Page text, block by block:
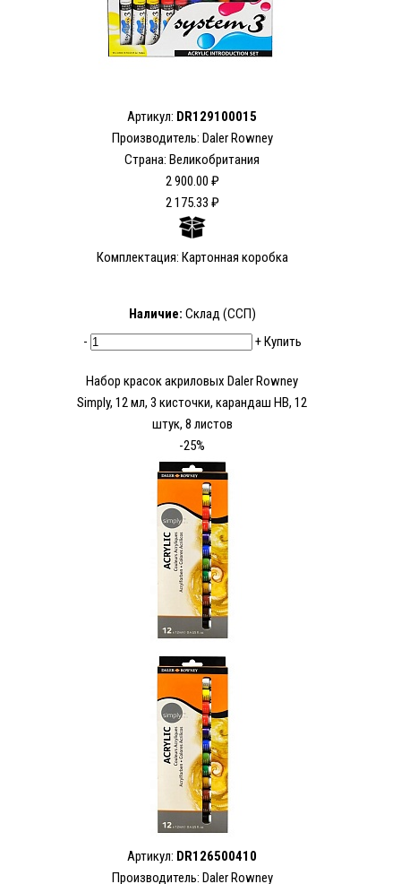
Артикул: DR129100015
Производитель: Daler Rowney
Страна: Великобритания
2 900.00 ₽
2 175.33 ₽
Комплектация: Картонная коробка
Наличие: Склад (ССП)
-
+Купить
Набор красок акриловых Daler Rowney
Simply, 12 мл, 3 кисточки, карандаш HB, 12
штук, 8 листов
-25%
Артикул: DR126500410
Производитель: Daler Rowney